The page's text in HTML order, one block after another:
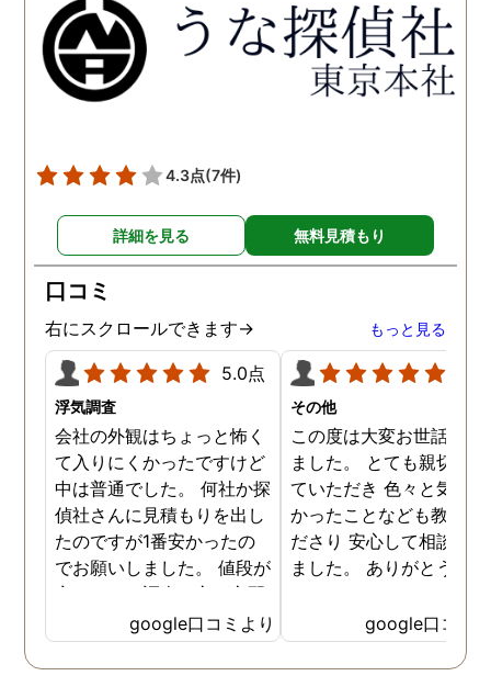
得るべく、尽力して頂き、
密に連絡をいただきなが
ら、丁寧に対応してくださ
いました。 おかげで、とて
も、不安で日々辛い気持ち
対応して頂いた上に、かな
り迅速に弁護士に関するア
ドバイスを頂き繋いで下さ
った事、本当に感謝してい
ます。
せて頂きたいと思います
4.3点(7件)
詳細を見る 無料見積もり
口コミ
右にスクロールできます→ もっと見る
5.0点
浮気調査
会社の外観はちょっと怖く
て入りにくかったですけど
中は普通でした。 何社か探
偵社さんに見積もりを出し
たのですが1番安かったの
でお願いしました。 値段が
安いので、調査の方が心配
でしたがしっかり浮気の証
拠を押さえて頂けました。
ありがとう御座いました。
google口コミより
その他
この度は大変お世話にな
ました。 とても親切に
ていただき 色々と気付
かったことなども教えて
ださり 安心して相談が
ました。 ありがとうご
google口コミ